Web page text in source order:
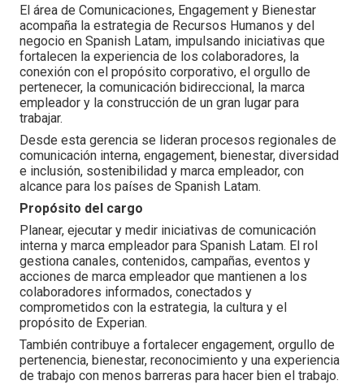
El área de Comunicaciones, Engagement y Bienestar
acompaña la estrategia de Recursos Humanos y del
negocio en Spanish Latam, impulsando iniciativas que
fortalecen la experiencia de los colaboradores, la
conexión con el propósito corporativo, el orgullo de
pertenecer, la comunicación bidireccional, la marca
empleador y la construcción de un gran lugar para
trabajar.
Desde esta gerencia se lideran procesos regionales de
comunicación interna, engagement, bienestar, diversidad
e inclusión, sostenibilidad y marca empleador, con
alcance para los países de Spanish Latam.
Propósito del cargo
Planear, ejecutar y medir iniciativas de comunicación
interna y marca empleador para Spanish Latam. El rol
gestiona canales, contenidos, campañas, eventos y
acciones de marca empleador que mantienen a los
colaboradores informados, conectados y
comprometidos con la estrategia, la cultura y el
propósito de Experian.
También contribuye a fortalecer engagement, orgullo de
pertenencia, bienestar, reconocimiento y una experiencia
de trabajo con menos barreras para hacer bien el trabajo.